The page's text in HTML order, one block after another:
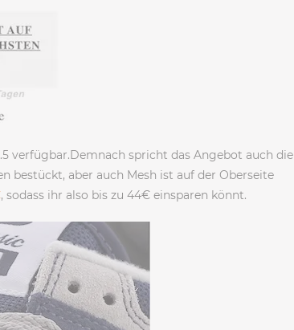
verfügbar.Demnach spricht das Angebot auch die
bestückt, aber auch Mesh ist auf der Oberseite
, sodass ihr also bis zu 44€ einsparen könnt.